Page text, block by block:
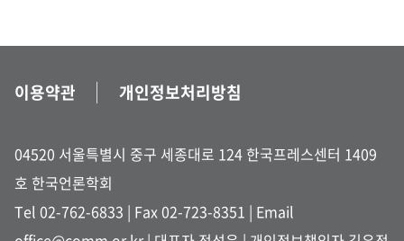
이용약관 개인정보처리방침
04520 서울특별시 중구 세종대로 124 한국프레스센터 1409
호 한국언론학회
Tel 02-762-6833 | Fax 02-723-8351 | Email